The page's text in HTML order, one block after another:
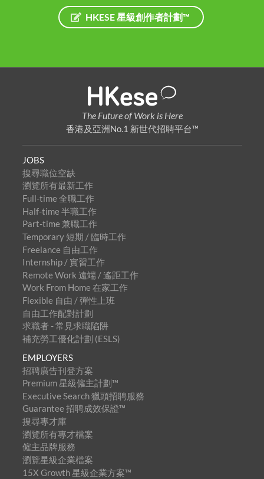
HKESE 星級創作者計劃™
The Future of Work is Here
香港及亞洲No.1 新世代招聘平台™
JOBS
搜尋職位空缺
瀏覽所有最新工作
Full-time 全職工作
Half-time 半職工作
Part-time 兼職工作
Temporary 短期 / 臨時工作
Freelance 自由工作
Internship / 實習工作
Remote Work 遠端 / 遙距工作
Work From Home 在家工作
Flexible 自由 / 彈性上班
自由工作配對計劃
求職者 - 常見求職陷阱
補充勞工優化計劃 (ESLS)
EMPLOYERS
招聘廣告刊登方案
Premium 星級僱主計劃™
Executive Search 獵頭招聘服務
Guarantee 招聘成效保證™
搜尋專才庫
瀏覽所有專才檔案
僱主品牌服務
瀏覽星級企業檔案
15X Growth 星級企業方案™